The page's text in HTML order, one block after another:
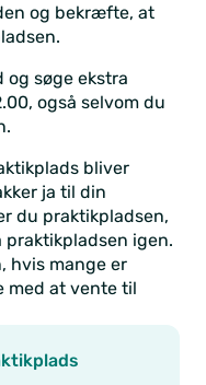
og bekræfte, at
søge ekstra
også selvom du
bliver
ja til din
du praktikpladsen,
praktikpladsen igen.
hvis mange er
med at vente til